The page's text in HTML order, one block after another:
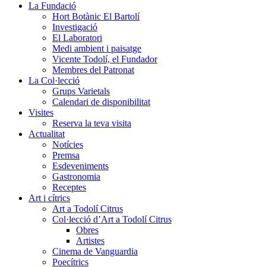
La Fundació
Hort Botànic El Bartolí
Investigació
El Laboratori
Medi ambient i paisatge
Vicente Todolí, el Fundador
Membres del Patronat
La Col·lecció
Grups Varietals
Calendari de disponibilitat
Visites
Reserva la teva visita
Actualitat
Notícies
Premsa
Esdeveniments
Gastronomia
Receptes
Art i cítrics
Art a Todolí Citrus
Col·lecció d’Art a Todolí Citrus
Obres
Artistes
Cinema de Vanguardia
Poecítrics